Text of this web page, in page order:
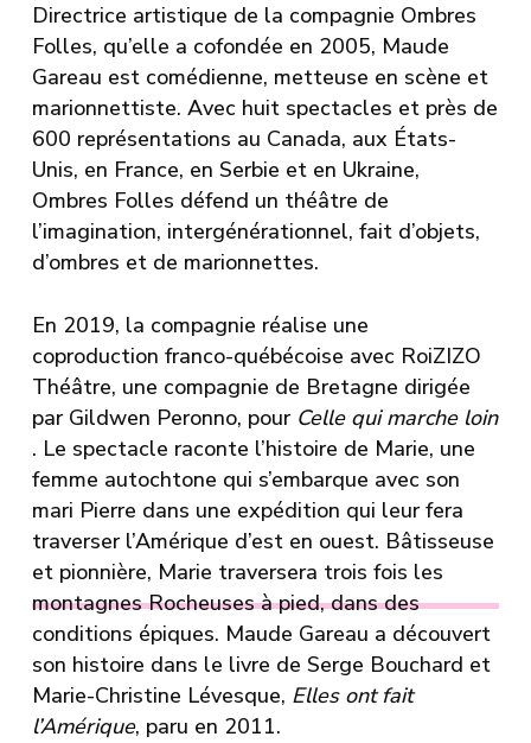
Directrice artistique de la compagnie Ombres
Folles, qu’elle a cofondée en 2005, Maude
Gareau est comédienne, metteuse en scène et
marionnettiste. Avec huit spectacles et près de
600 représentations au Canada, aux États-
Unis, en France, en Serbie et en Ukraine,
Ombres Folles défend un théâtre de
l’imagination, intergénérationnel, fait d’objets,
d’ombres et de marionnettes.
En 2019, la compagnie réalise une
coproduction franco-québécoise avec RoiZIZO
Théâtre, une compagnie de Bretagne dirigée
par Gildwen Peronno, pour Celle qui marche loin
. Le spectacle raconte l’histoire de Marie, une
femme autochtone qui s’embarque avec son
mari Pierre dans une expédition qui leur fera
traverser l’Amérique d’est en ouest. Bâtisseuse
et pionnière, Marie traversera trois fois les
montagnes Rocheuses à pied, dans des
conditions épiques. Maude Gareau a découvert
son histoire dans le livre de Serge Bouchard et
Marie-Christine Lévesque, Elles ont fait
l’Amérique, paru en 2011.